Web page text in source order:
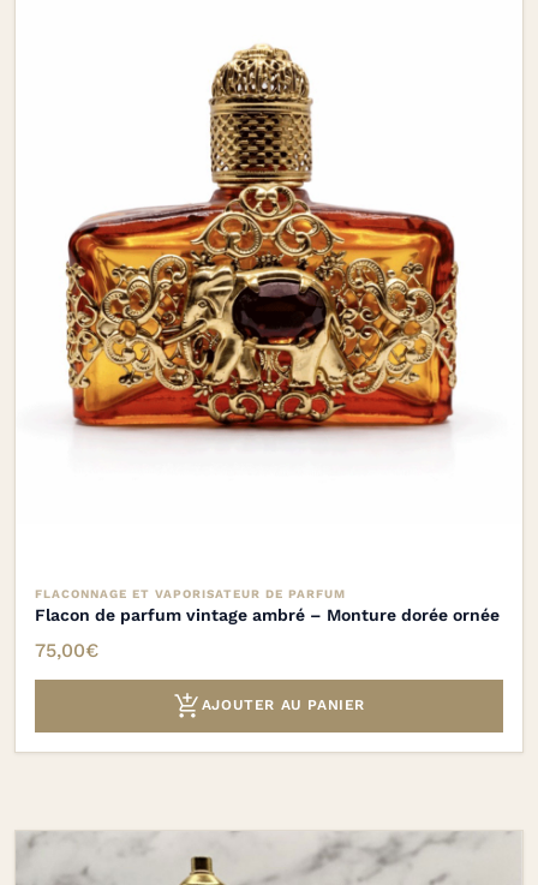
FLACONNAGE ET VAPORISATEUR DE PARFUM
Flacon de parfum vintage ambré – Monture dorée ornée
75,00€
 AJOUTER AU PANIER